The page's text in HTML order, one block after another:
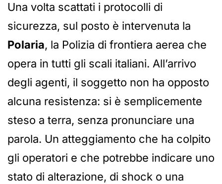
Una volta scattati i protocolli di
sicurezza, sul posto è intervenuta la
Polaria, la Polizia di frontiera aerea che
opera in tutti gli scali italiani. All’arrivo
degli agenti, il soggetto non ha opposto
alcuna resistenza: si è semplicemente
steso a terra, senza pronunciare una
parola. Un atteggiamento che ha colpito
gli operatori e che potrebbe indicare uno
stato di alterazione, di shock o una